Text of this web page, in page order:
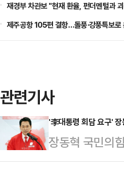
재경부 차관보 "현재 환율, 펀더멘털과
제주공항 105편 결항…돌풍·강풍특보로
관련기사
'李대통령 회담 요구'
장동혁 국민의
해 촉발된 재선